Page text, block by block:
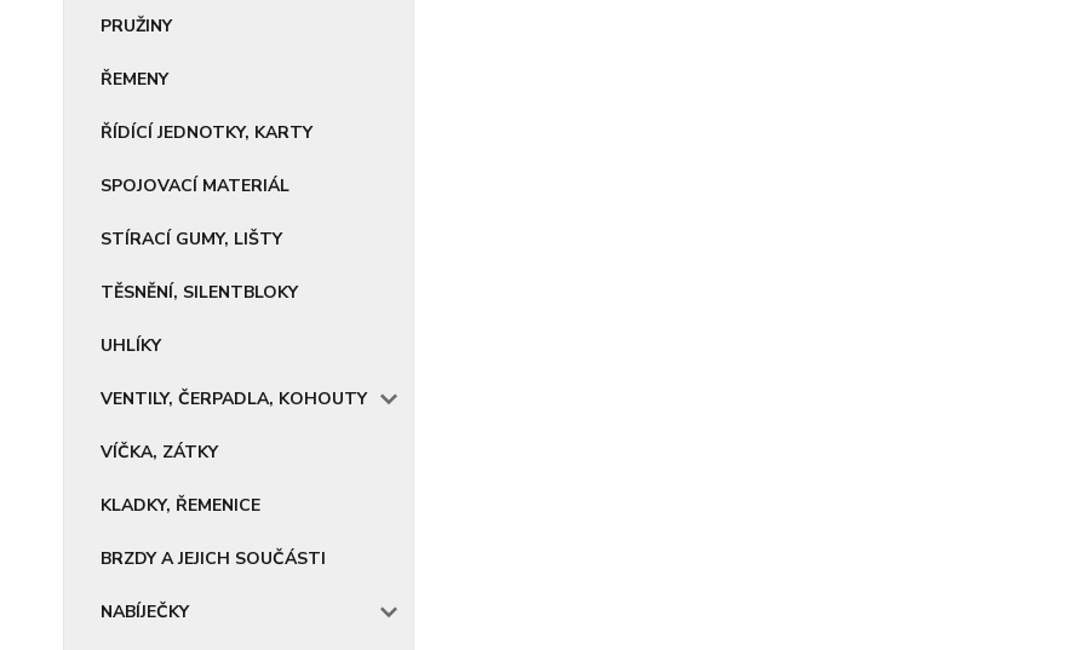
PRUŽINY
ŘEMENY
ŘÍDÍCÍ JEDNOTKY, KARTY
SPOJOVACÍ MATERIÁL
STÍRACÍ GUMY, LIŠTY
TĚSNĚNÍ, SILENTBLOKY
UHLÍKY
VENTILY, ČERPADLA, KOHOUTY
VÍČKA, ZÁTKY
KLADKY, ŘEMENICE
BRZDY A JEJICH SOUČÁSTI
NABÍJEČKY